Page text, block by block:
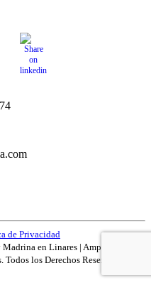
de Privacidad
en Linares | Amplío
los Derechos Reservados.